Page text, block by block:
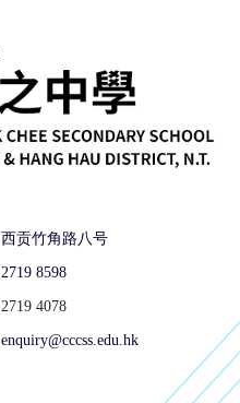
西贡竹角路八号
2719 8598
2719 4078
enquiry@cccss.edu.hk